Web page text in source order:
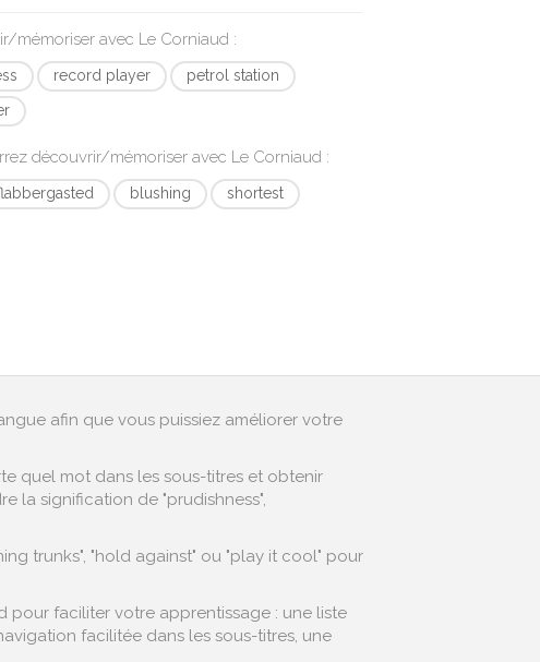
mémoriser avec Le Corniaud :
record player
petrol station
découvrir/mémoriser avec Le Corniaud :
blushing
shortest
afin que vous puissiez améliorer votre
quel mot dans les sous-titres et obtenir
la signification de "prudishness",
trunks", "hold against" ou "play it cool" pour
pour faciliter votre apprentissage : une liste
facilitée dans les sous-titres, une